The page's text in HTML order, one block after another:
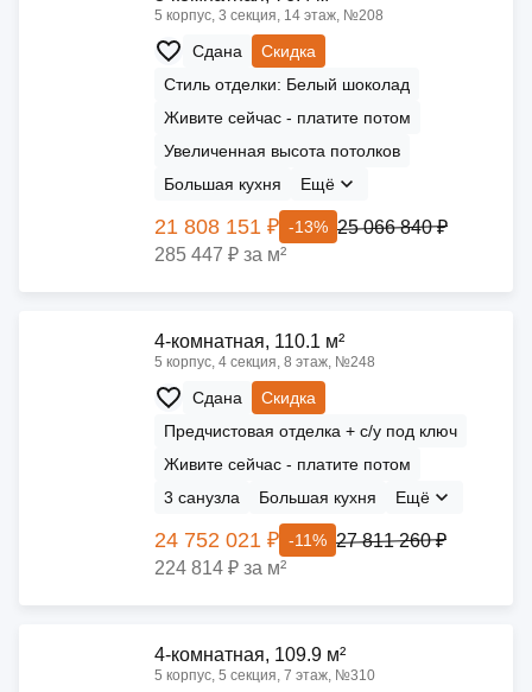
5 корпус, 3 секция, 14 этаж, №208
Сдана
Скидка
Стиль отделки: Белый шоколад
Живите сейчас - платите потом
Увеличенная высота потолков
Большая кухня
Ещё
21 808 151 ₽ -13% 25 066 840 ₽
285 447 ₽ за м²
4-комнатная, 110.1 м²
5 корпус, 4 секция, 8 этаж, №248
Сдана
Скидка
Предчистовая отделка + с/у под ключ
Живите сейчас - платите потом
3 санузла
Большая кухня Ещё
24 752 021 ₽ -11% 27 811 260 ₽
224 814 ₽ за м²
4-комнатная, 109.9 м²
5 корпус, 5 секция, 7 этаж, №310